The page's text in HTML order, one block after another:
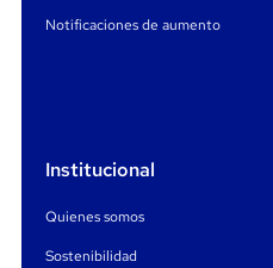
Notificaciones de aumento
Institucional
Quienes somos
Sostenibilidad